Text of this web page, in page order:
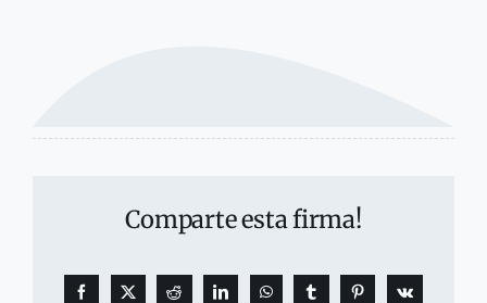
Comparte esta firma!